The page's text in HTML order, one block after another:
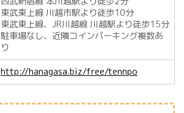
東武東上線 川越市駅より徒歩10分
東武東上線、JR川越線 川越駅より徒歩15分
駐車場なし、近隣コインパーキング複数あ
り
http://hanagasa.biz/free/tennpo